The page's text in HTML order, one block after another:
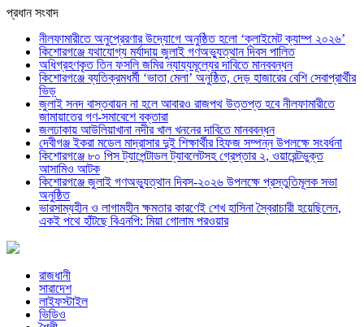
প্রধান সংবাদ
নীলফামারীতে অনুপ্রেরণার উদ্যোগে অনুষ্ঠিত হলো ‘ক্লাইমেট ক্যাম্প ২০২৬’
কিশোরগঞ্জে যথাযোগ্য মর্যাদায় জুলাই গণঅভ্যুত্থান দিবস পালিত
অধিগ্রহণকৃত তিন ফসলি জমির ন্যায্যমূল্যের দাবিতে মানববন্ধন
কিশোরগঞ্জে ব্যতিক্রমধর্মী ‘ভাতা মেলা’ অনুষ্ঠিত, দেড় হাজারের বেশি সেবাপ্রার্থীর
ভিড়
জুলাই সনদ বাস্তবায়ন না হলে আবারও রাজপথ উত্তপ্ত হবে নীলফামারীতে
জামায়াতের গণ-সমাবেশে বক্তারা
জলঢাকায় আউলিয়াখানা নদীর খাল খননের দাবিতে মানববন্ধন
দেবীগঞ্জ ইকরা মডেল মাদ্রাসার দুই শিক্ষার্থীর হিফজ সম্পন্ন উপলক্ষে সংবর্ধনা
কিশোরগঞ্জে ৮০ পিস ট্যাপেন্টাডল ট্যাবলেটসহ গ্রেপ্তার ২, ওয়ারেন্টভুক্ত
আসামিও আটক
কিশোরগঞ্জে জুলাই গণঅভ্যুত্থান দিবস-২০২৬ উপলক্ষে প্রস্তুতিমূলক সভা
অনুষ্ঠিত
ভারসাম্যহীন ও লাগামহীন ক্ষমতার কারণেই শেখ হাসিনা স্বৈরাচারী হয়েছিলেন,
একই পথে হাঁটছে বিএনপি: মিয়া গোলাম পরওয়ার
রাজধানী
সারাদেশ
লাইফস্টাইল
ভিডিও